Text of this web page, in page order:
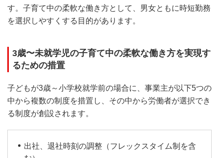
す。子育て中の柔軟な働き方として、男女ともに時短勤務
を選択しやすくする目的があります。
3歳〜未就学児の子育て中の柔軟な働き方を実現す
るための措置
子どもが3歳～小学校就学前の場合に、事業主が以下5つの
中から複数の制度を措置し、その中から労働者が選択でき
る制度が創設されます。
出社、退社時刻の調整（フレックスタイム制を含